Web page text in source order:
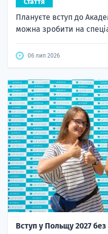
Плануєте вступ до
можна зробити на
06 лип 2026
Вступ у Польщу 2027